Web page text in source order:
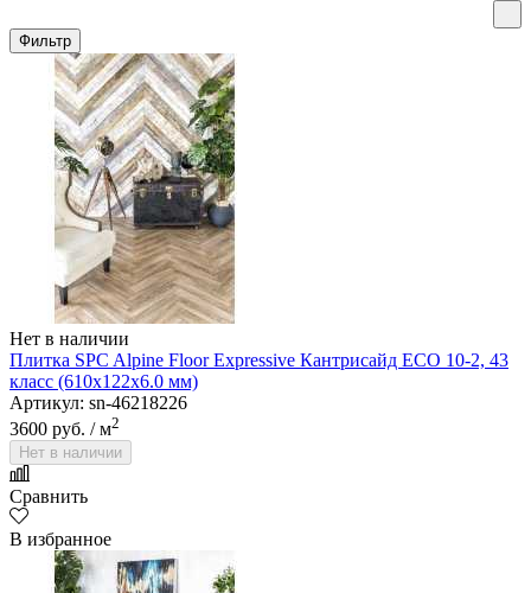
Фильтр
Нет в наличии
Плитка SPC Alpine Floor Expressive Кантрисайд ECO 10-2, 43
класс (610х122х6.0 мм)
Артикул: sn-46218226
3600 руб. / м2
Нет в наличии
Сравнить
В избранное